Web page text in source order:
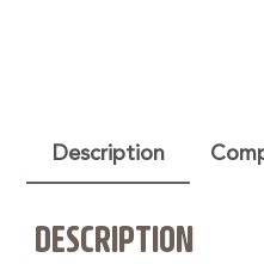
Description
DESCRIPTION